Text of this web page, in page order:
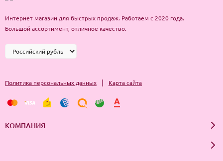
Интернет магазин для быстрых продаж. Работаем с 2020 года.
Большой ассортимент, отличное качество.
Политика персональных данных | Карта сайта
КОМПАНИЯ